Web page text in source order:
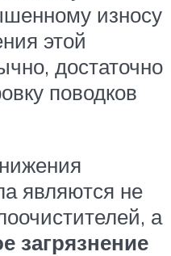
износу
этой
достаточно
поводков
являются не
а
загрязнение